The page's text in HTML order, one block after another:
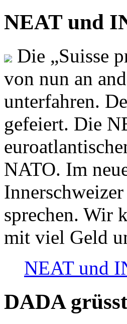
NEAT und
Die „Suisse
von nun an
unterfahren.
gefeiert. Die
NATO. Im
sprechen. Wir
mit viel Geld
NEAT und
DADA